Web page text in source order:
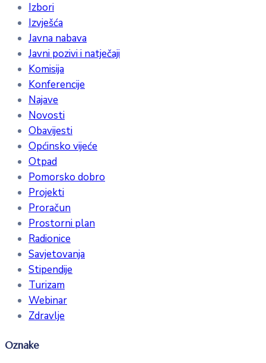
Izbori
Izvješća
Javna nabava
Javni pozivi i natječaji
Komisija
Konferencije
Najave
Novosti
Obavijesti
Općinsko vijeće
Otpad
Pomorsko dobro
Projekti
Proračun
Prostorni plan
Radionice
Savjetovanja
Stipendije
Turizam
Webinar
Zdravlje
Oznake